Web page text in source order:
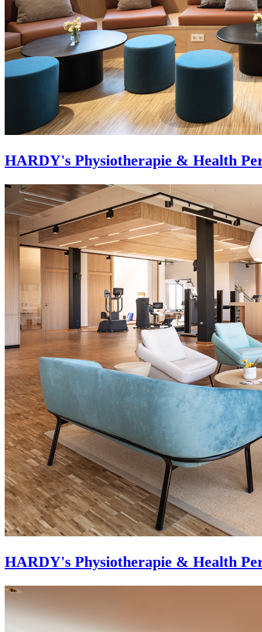
HARDY's Physiotherapie & Health
HARDY's Physiotherapie & Health